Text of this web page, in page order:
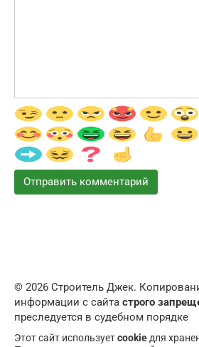
© 2026 Строитель Джек.
информации с сайта строго
преследуется в судебном порядке
Этот сайт используетcookie для